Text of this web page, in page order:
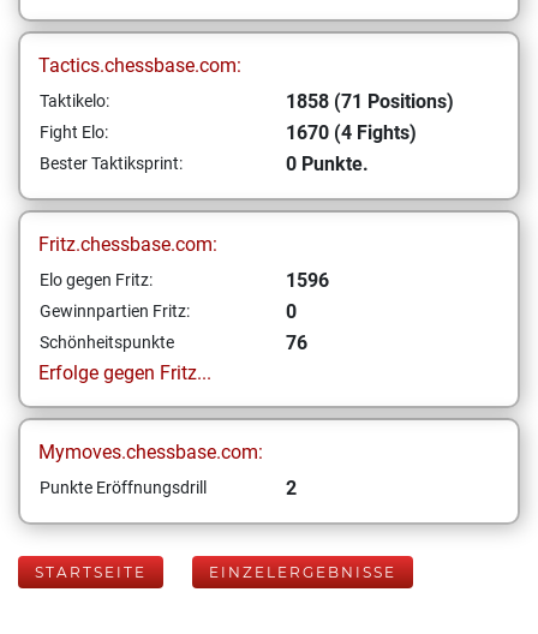
Tactics.chessbase.com:
Taktikelo: 1858 (71 Positions)
Fight Elo: 1670 (4 Fights)
Bester Taktiksprint: 0 Punkte.
Fritz.chessbase.com:
Elo gegen Fritz: 1596
Gewinnpartien Fritz: 0
Schönheitspunkte
76
Erfolge gegen Fritz...
Mymoves.chessbase.com:
Punkte Eröffnungsdrill 2
STARTSEITE EINZELERGEBNISSE